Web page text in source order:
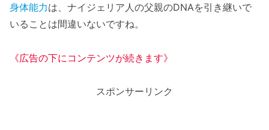
身体能力は、ナイジェリア人の父親のDNAを引き継いで
いることは間違いないですね。
《広告の下にコンテンツが続きます》
スポンサーリンク